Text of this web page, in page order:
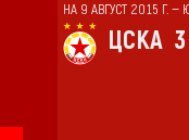
НА 9 АВГУСТ 2015 Г. —
ЦСКА